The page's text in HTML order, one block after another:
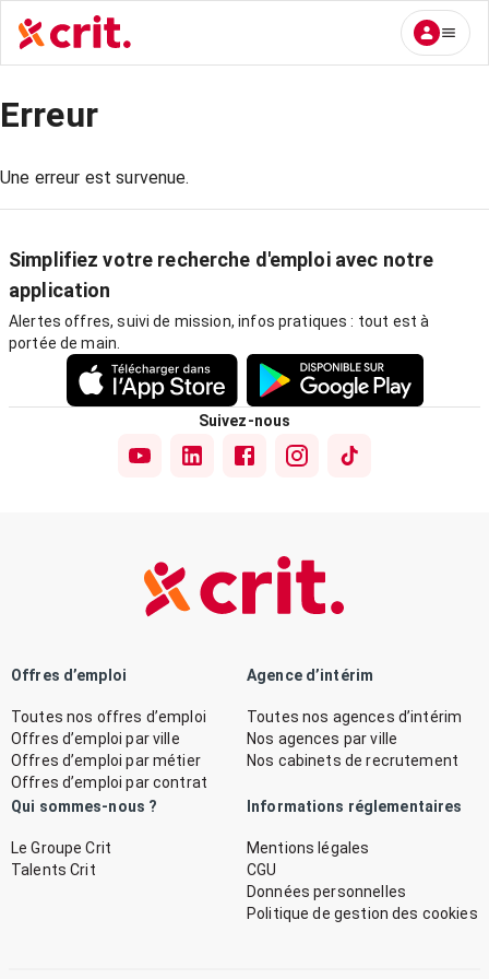
Erreur
Une erreur est survenue.
Simplifiez votre recherche d'emploi avec notre
application
Alertes offres, suivi de mission, infos pratiques : tout est à
portée de main.
Suivez-nous
Offres d’emploi
Toutes nos offres d’emploi
Offres d’emploi par ville
Offres d’emploi par métier
Offres d’emploi par contrat
Agence d’intérim
Toutes nos agences d’intérim
Nos agences par ville
Nos cabinets de recrutement
Qui sommes-nous ?
Le Groupe Crit
Talents Crit
Informations réglementaires
Mentions légales
CGU
Données personnelles
Politique de gestion des cookies